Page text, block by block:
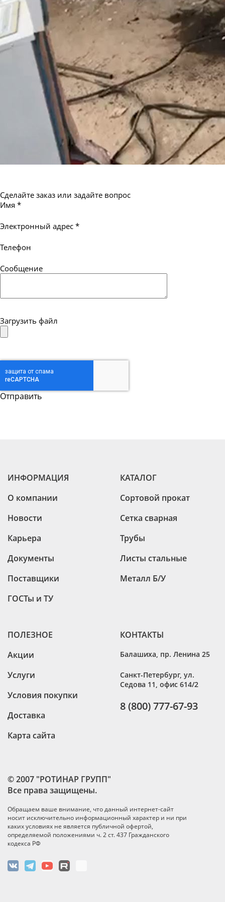
Труба бесшовная 550
Сделайте заказ или задайте вопрос
Имя *
Электронный адрес *
Телефон
Сообщение
Загрузить файл
© 2007 "РОТИНАР ГРУПП"
Все права защищены.
Обращаем ваше внимание, что данный интернет-сайт
носит исключительно информационный характер и ни при
каких условиях не является публичной офертой,
определяемой положениями ч. 2 ст. 437 Гражданского
кодекса РФ
ИНФОРМАЦИЯ
О компании
Новости
Карьера
Документы
Поставщики
ГОСТы и ТУ
КАТАЛОГ
Сортовой прокат
Сетка сварная
Трубы
Листы стальные
Металл Б/У
ПОЛЕЗНОЕ
Акции
Услуги
Условия покупки
Доставка
Карта сайта
КОНТАКТЫ
Балашиха пр. Ленина 25
Санкт-Петербург, ул.
Седова 11, офис 614/2
8 (800) 777-67-93